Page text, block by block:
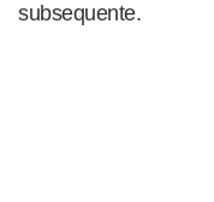
subsequente.